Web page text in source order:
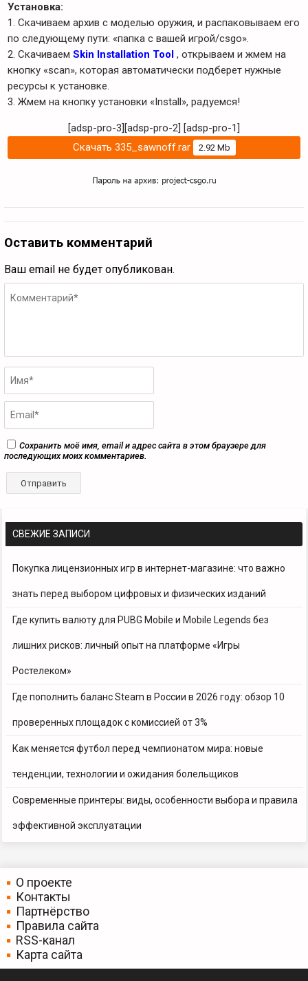
СВЕЖИЕ ЗАПИСИ
Покупка лицензионных игр в интернет-магазине: что важно
знать перед выбором цифровых и физических изданий
Где купить валюту для PUBG Mobile и Mobile Legends без
лишних рисков: личный опыт на платформе «Игры
Ростелеком»
Где пополнить баланс Steam в России в 2026 году: обзор 10
проверенных площадок с комиссией от 3%
Как меняется футбол перед чемпионатом мира: новые
тенденции, технологии и ожидания болельщиков
Современные принтеры: виды, особенности выбора и правила
эффективной эксплуатации
Установка:
1. Скачиваем архив с моделью оружия, и распаковываем его
по следующему пути: «папка с вашей игрой/csgo».
2. Скачиваем Skin Installation Tool , открываем и жмем на
кнопку «scan», которая автоматически подберет нужные
ресурсы к установке.
3. Жмем на кнопку установки «Install», радуемся!
[adsp-pro-3][adsp-pro-2] [adsp-pro-1]
Скачать 335_sawnoff.rar
2.92 Mb
Оставить комментарий
Ваш email не будет опубликован.
Сохранить моё имя, email и адрес сайта в этом браузере для
последующих моих комментариев.
О проекте
Контакты
Партнёрство
Правила сайта
RSS-канал
Карта сайта